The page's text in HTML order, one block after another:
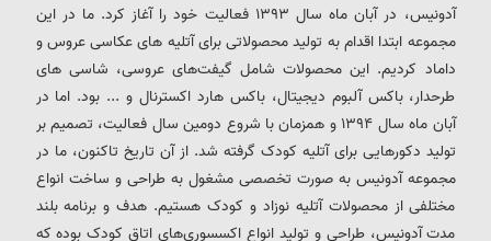
آدونیس، در آبان ماه سال 1393 فعالیت خود را آغاز کرد. ما در این
مجموعه ابتدا اقدام به تولید محصولاتی برای آتلیه های عکاسی عروس و
داماد کردیم. این محصولات شامل گیفت‌های عروسی، شاسی های
طرحدار، باکس آلبوم دیجیتال، باکس هارد اکسترنال و ... بود. اما در
آبان ماه سال 1394 و همزمان با شروع دومین سال فعالیت، تصمیم بر
تولید دکورهایی برای آتلیه کودک گرفته شد. از آن تاریخ تاکنون، ما در
مجموعه آدونیس به صورت تخصصی مشغول به طراحی و ساخت انواع
مختلفی از محصولات آتلیه نوزاد و کودک هستیم. هدف و برنامه بلند
مدت آدونیس، طراحی و تولید انواع اکسسوری‌های اتاق کودک بوده که